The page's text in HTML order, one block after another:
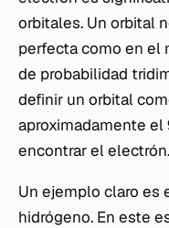
orbitales. Un orbital
perfecta como en el
de probabilidad
definir un orbital
aproximadamente
encontrar el electrón.
Un ejemplo claro es
hidrógeno. En este